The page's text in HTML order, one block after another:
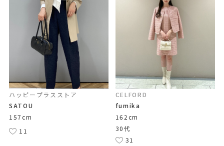
ハッピープラスストア
SATOU
157cm
11
CELFORD
fumika
162cm
30代
31